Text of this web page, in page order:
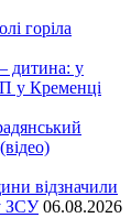
горіла
дитина: у
у Кременці
відзначили
ЗСУ 06.08.2026